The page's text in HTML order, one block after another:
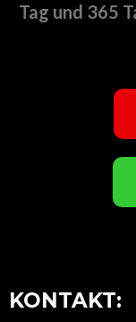
Tag und 365
KONTAKT: